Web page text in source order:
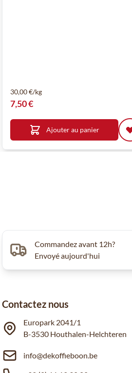
30,00 €/kg
7,50 €
Ajouter au panier
Commandez avant 12h?
Envoyé aujourd'hui
Contactez nous
Europark 2041/1
B-3530 Houthalen-Helchteren
info@dekoffieboon.be